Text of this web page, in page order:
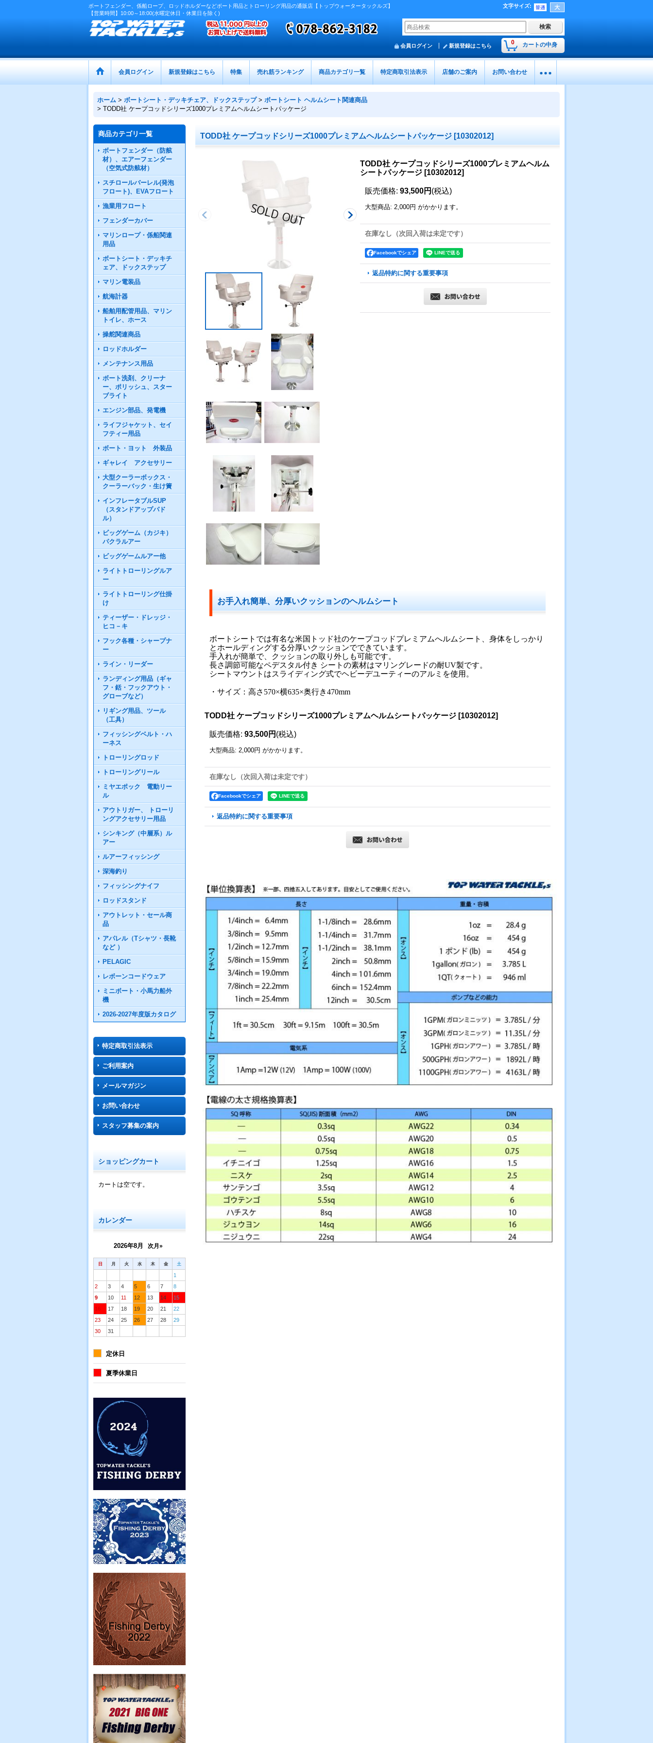
ボートフェンダー、係船ロープ、ロッドホルダーなどボート用品とトローリング用品の通販店【トップウォータータックルズ】
【営業時間】10:00～18:00(水曜定休日・休業日を除く)
文字サイズ:
0 カートの中身
会員ログイン 新規登録はこちら
会員ログイン 新規登録はこちら 特集 売れ筋ランキング 商品カテゴリ一覧 特定商取引法表示 店舗のご案内 お問い合わせ
ホーム > ボートシート・デッキチェア、ドックステップ > ボートシート ヘルムシート関連商品
> TODD社 ケープコッドシリーズ1000プレミアムヘルムシートパッケージ
商品カテゴリ一覧
ボートフェンダー（防舷
材）、エアーフェンダー
（空気式防舷材）
スチロールバーレル(発泡
フロート)、EVAフロート
漁業用フロート
フェンダーカバー
マリンロープ・係船関連
用品
ボートシート・デッキチ
ェア、ドックステップ
マリン電装品
航海計器
船舶用配管用品、マリン
トイレ、ホース
操舵関連商品
ロッドホルダー
メンテナンス用品
ボート洗剤、クリーナ
ー、ポリッシュ、スター
ブライト
エンジン部品、発電機
ライフジャケット、セイ
フティー用品
ボート・ヨット 外装品
ギャレイ アクセサリー
大型クーラーボックス・
クーラーバック・生け簀
インフレータブルSUP
（スタンドアップパド
ル）
ビッグゲーム（カジキ）
パクラルアー
ビッグゲームルアー他
ライトトローリングルア
ー
ライトトローリング仕掛
け
ティーザー・ドレッジ・
ヒコ－キ
フック各種・シャープナ
ー
ライン・リーダー
ランディング用品（ギャ
フ・銛・フックアウト・
グローブなど）
リギング用品、ツール
（工具）
フィッシングベルト・ハ
ーネス
トローリングロッド
トローリングリール
ミヤエポック 電動リー
ル
アウトリガー、 トローリ
ングアクセサリー用品
シンキング（中層系）ル
アー
ルアーフィッシング
深海釣り
フィッシングナイフ
ロッドスタンド
アウトレット・セール商
品
アパレル（Tシャツ・長靴
など ）
PELAGIC
レボーンコードウェア
ミニボート・小馬力船外
機
2026-2027年度版カタログ
特定商取引法表示
ご利用案内
メールマガジン
お問い合わせ
スタッフ募集の案内
ショッピングカート
カートは空です。
カレンダー
2026年8月 次月»
日 月 火 水 木 金 土
1
2
3 4 5 6 7
8
9
10 11 12 13 14
15
16
17 18 19 20 21
22
23
24 25 26 27 28
29
30
31
定休日
夏季休業日
TODD社 ケープコッドシリーズ1000プレミアムヘルムシートパッケージ [10302012]
TODD社 ケープコッドシリーズ1000プレミアムヘルム
シートパッケージ [10302012]
販売価格: 93,500円 (税込)
大型商品: 2,000円 がかかります。
在庫なし（次回入荷は未定です）
Facebookでシェア
返品特約に関する重要事項
お手入れ簡単、分厚いクッションのヘルムシート
ボートシートでは有名な米国トッド社のケープコッドプレミアムへルムシート、身体をしっかり
とホールディングする分厚いクッションでできています。
手入れが簡単で、クッションの取り外しも可能です。
長さ調節可能なペデスタル付き シートの素材はマリングレードの耐UV製です。
シートマウントはスライディング式でヘビーデユーティーのアルミを使用。
・サイズ：高さ570×横635×奥行き470mm
TODD社 ケープコッドシリーズ1000プレミアムヘルムシートパッケージ [10302012]
販売価格: 93,500円 (税込)
大型商品: 2,000円 がかかります。
在庫なし（次回入荷は未定です）
Facebookでシェア
返品特約に関する重要事項